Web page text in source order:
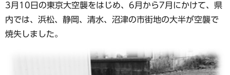
3月10日の東京大空襲をはじめ、6月から7月にかけて、県
内では、浜松、静岡、清水、沼津の市街地の大半が空襲で
焼失しました。